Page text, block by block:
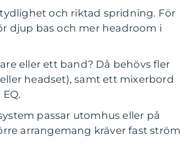
och riktad spridning. För
djup bas och mer headroom i
eller ett band? Då behövs fler
headset), samt ett mixerbord
passar utomhus eller på
arrangemang kräver fast ström